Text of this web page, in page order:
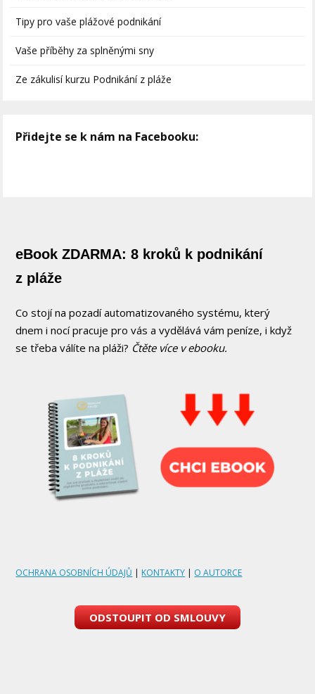
Tipy pro vaše plážové podnikání
Vaše příběhy za splněnými sny
Ze zákulisí kurzu Podnikání z pláže
Přidejte se k nám na Facebooku:
eBook ZDARMA: 8 kroků k podnikání
z pláže
Co stojí na pozadí automatizovaného systému, který
dnem i nocí pracuje pro vás a vydělává vám peníze, i když
se třeba válíte na pláži? Čtěte více v ebooku.
OCHRANA OSOBNÍCH ÚDAJŮ | KONTAKTY | O AUTORCE
ODSTOUPIT OD SMLOUVY